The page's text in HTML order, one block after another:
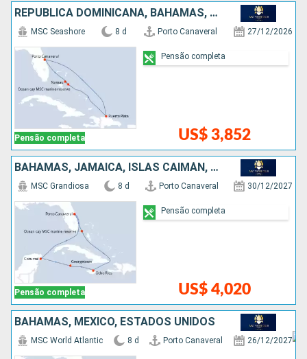
REPUBLICA DOMINICANA, BAHAMAS, ESTADOS UNIDOS
Pensão completa
MSC Seashore 8 d Porto Canaveral 27/12/2026
US$ 3,852
Pensão completa
BAHAMAS, JAMAICA, ISLAS CAIMÁN, MÉXICO, ESTADOS UNIDOS
Pensão completa
MSC Grandiosa 8 d Porto Canaveral 30/12/2027
US$ 4,020
Pensão completa
BAHAMAS, MÉXICO, ESTADOS UNIDOS
MSC World Atlantic 8 d Porto Canaveral 26/12/2027